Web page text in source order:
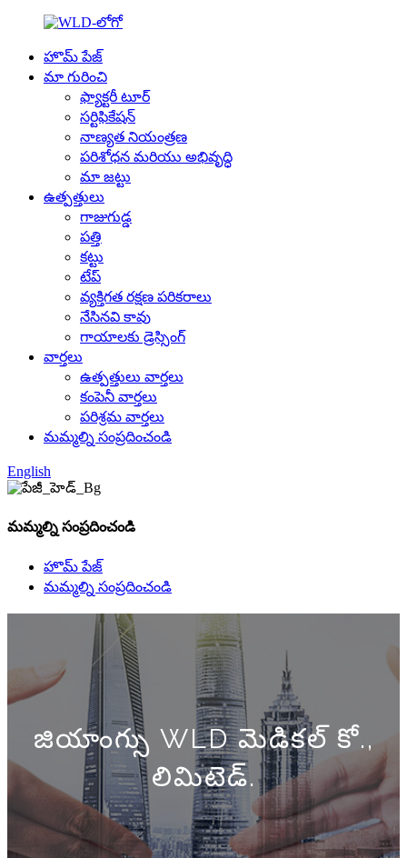
హొమ్ పేజ్
మా గురించి
ఫ్యాక్టరీ టూర్
సర్టిఫికేషన్
నాణ్యత నియంత్రణ
పరిశోధన మరియు అభివృద్ధి
మా జట్టు
ఉత్పత్తులు
గాజుగుడ్డ
పత్తి
కట్టు
టేప్
వ్యక్తిగత రక్షణ పరికరాలు
నేసినవి కావు
గాయాలకు డ్రెస్సింగ్
వార్తలు
ఉత్పత్తులు వార్తలు
కంపెనీ వార్తలు
పరిశ్రమ వార్తలు
మమ్మల్ని సంప్రదించండి
English
మమ్మల్ని సంప్రదించండి
హొమ్ పేజ్
మమ్మల్ని సంప్రదించండి
జియాంగ్సు WLD మెడికల్ కో.,
లిమిటెడ్.